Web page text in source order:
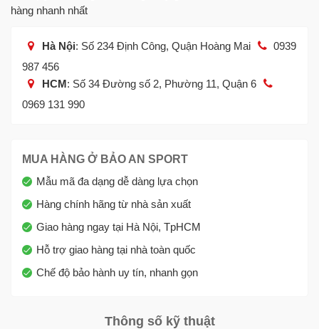
hàng nhanh nhất
Hà Nội: Số 234 Định Công, Quận Hoàng Mai
0939
987 456
HCM: Số 34 Đường số 2, Phường 11, Quận 6
0969 131 990
MUA HÀNG Ở BẢO AN SPORT
Mẫu mã đa dạng dễ dàng lựa chọn
Hàng chính hãng từ nhà sản xuất
Giao hàng ngay tại Hà Nội, TpHCM
Hỗ trợ giao hàng tại nhà toàn quốc
Chế độ bảo hành uy tín, nhanh gọn
Thông số kỹ thuật